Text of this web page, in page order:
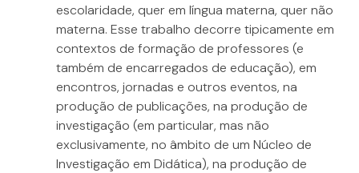
escolaridade, quer em língua materna, quer não
materna. Esse trabalho decorre tipicamente em
contextos de formação de professores (e
também de encarregados de educação), em
encontros, jornadas e outros eventos, na
produção de publicações, na produção de
investigação (em particular, mas não
exclusivamente, no âmbito de um Núcleo de
Investigação em Didática), na produção de